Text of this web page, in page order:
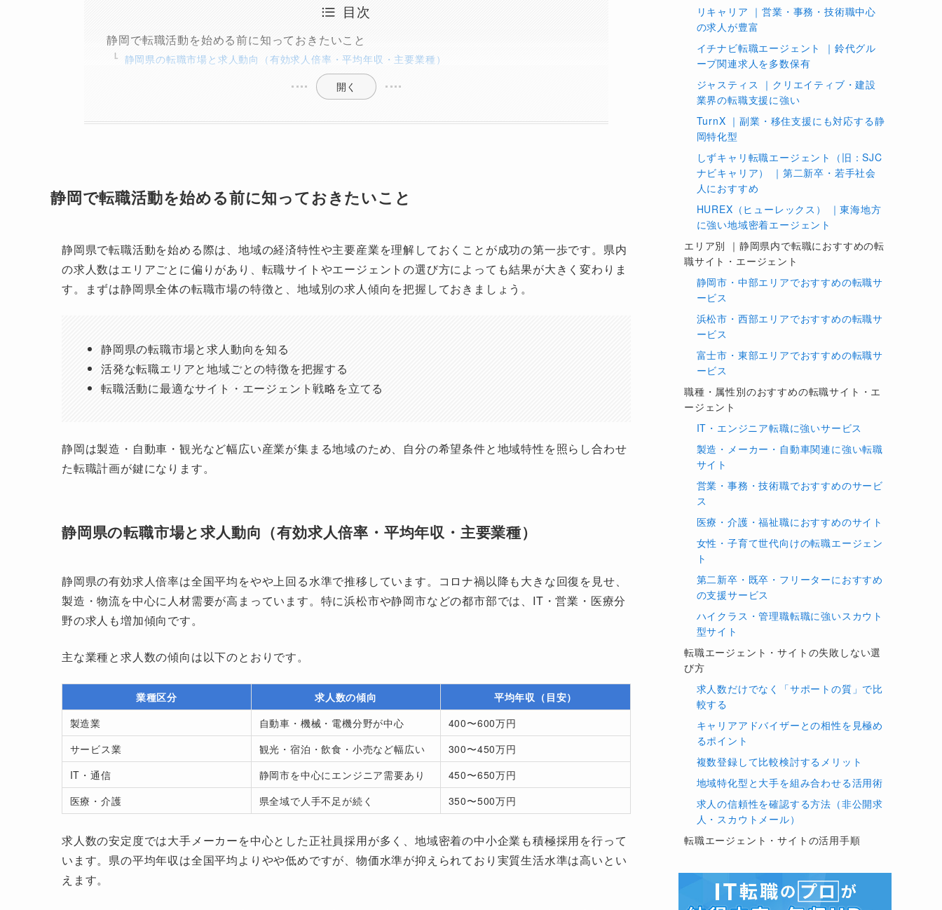
目次
静岡で転職活動を始める前に知っておきたいこと
静岡県の転職市場と求人動向（有効求人倍率・平均年収・主要業種）
開く
静岡で転職活動を始める前に知っておきたいこと
静岡県で転職活動を始める際は、地域の経済特性や主要産業を理解しておくことが成功の第一歩です。県内
の求人数はエリアごとに偏りがあり、転職サイトやエージェントの選び方によっても結果が大きく変わりま
す。まずは静岡県全体の転職市場の特徴と、地域別の求人傾向を把握しておきましょう。
静岡県の転職市場と求人動向を知る
活発な転職エリアと地域ごとの特徴を把握する
転職活動に最適なサイト・エージェント戦略を立てる
静岡は製造・自動車・観光など幅広い産業が集まる地域のため、自分の希望条件と地域特性を照らし合わせ
た転職計画が鍵になります。
静岡県の転職市場と求人動向（有効求人倍率・平均年収・主要業種）
静岡県の有効求人倍率は全国平均をやや上回る水準で推移しています。コロナ禍以降も大きな回復を見せ、
製造・物流を中心に人材需要が高まっています。特に浜松市や静岡市などの都市部では、IT・営業・医療分
野の求人も増加傾向です。
主な業種と求人数の傾向は以下のとおりです。
業種区分 求人数の傾向
平均年収（目安）
製造業
自動車・機械・電機分野が中心
400〜600万円
サービス業
観光・宿泊・飲食・小売など幅広い
300〜450万円
IT・通信
静岡市を中心にエンジニア需要あり
450〜650万円
医療・介護
県全域で人手不足が続く 350〜500万円
求人数の安定度では大手メーカーを中心とした正社員採用が多く、地域密着の中小企業も積極採用を行って
います。県の平均年収は全国平均よりやや低めですが、物価水準が抑えられており実質生活水準は高いとい
えます。
リキャリア ｜営業・事務・技術職中心
の求人が豊富
イチナビ転職エージェント ｜鈴代グル
ープ関連求人を多数保有
ジャスティス ｜クリエイティブ・建設
業界の転職支援に強い
TurnX ｜副業・移住支援にも対応する静
岡特化型
しずキャリ転職エージェント（旧：SJC
ナビキャリア） ｜第二新卒・若手社会
人におすすめ
HUREX（ヒューレックス） ｜東海地方
に強い地域密着エージェント
エリア別 ｜静岡県内で転職におすすめの転
職サイト・エージェント
静岡市・中部エリアでおすすめの転職サ
ービス
浜松市・西部エリアでおすすめの転職サ
ービス
富士市・東部エリアでおすすめの転職サ
ービス
職種・属性別のおすすめの転職サイト・エ
ージェント
IT・エンジニア転職に強いサービス
製造・メーカー・自動車関連に強い転職
サイト
営業・事務・技術職でおすすめのサービ
ス
医療・介護・福祉職におすすめのサイト
女性・子育て世代向けの転職エージェン
ト
第二新卒・既卒・フリーターにおすすめ
の支援サービス
ハイクラス・管理職転職に強いスカウト
型サイト
転職エージェント・サイトの失敗しない選
び方
求人数だけでなく「サポートの質」で比
較する
キャリアアドバイザーとの相性を見極め
るポイント
複数登録して比較検討するメリット
地域特化型と大手を組み合わせる活用術
求人の信頼性を確認する方法（非公開求
人・スカウトメール）
転職エージェント・サイトの活用手順
効率よく求人を探すコツ（検索・スカウ
ト・エージェント併用）